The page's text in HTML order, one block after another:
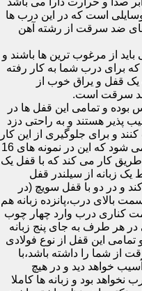
وسایلی است که در این درب ها
ضد سرقت از رشته آهن
از مرغوب ترین ها باشند و
برای درب شما به کار رفته
یک قفل و یراق خوب از
سرقت است.
و تمامی این قفل ها در
پذیر هستند و به راحتی دزد
و برای جلوگیری از این کار
از قفل مولتی سیستم استفاده می شود که این در نمونه های 16
طریق کار می کند که با قفل یک
زبانه از سیلندر قفل
و در دو با قفل سویچ (در
از قسمت بالای درب،پانزده زبانه هم
کناری درب وارد چهار چوب
(در نسخه های 16 تایی در هر طرف به جای پنج زبانه
تمامی این قفل از نوع فولادی
از شما را داشته باشد،با
خواهد دید و در هیچ
نخواهد بود و زبانه ها کاملا